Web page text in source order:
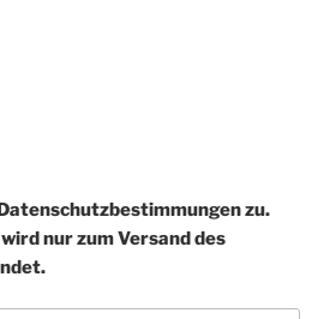
zu.
nur zum Versand des